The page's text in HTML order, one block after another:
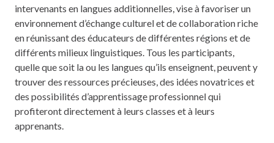
intervenants en langues additionnelles, vise à favoriser un
environnement d’échange culturel et de collaboration riche
en réunissant des éducateurs de différentes régions et de
différents milieux linguistiques. Tous les participants,
quelle que soit la ou les langues qu’ils enseignent, peuvent y
trouver des ressources précieuses, des idées novatrices et
des possibilités d’apprentissage professionnel qui
profiteront directement à leurs classes et à leurs
apprenants.